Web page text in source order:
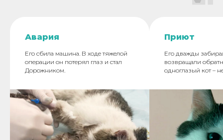
Авария
Его сбила машина. В ходе тяжелой
операции он потерял глаз и стал
Дорожником.
Приют
Его дважды
возвращали
одноглазый кот –